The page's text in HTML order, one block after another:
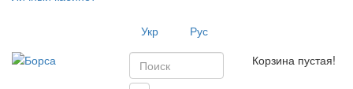
Укр
Рус
Корзина пустая!